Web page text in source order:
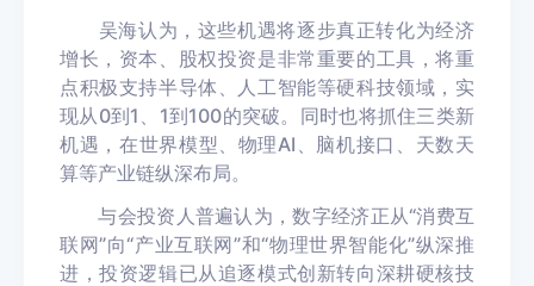
吴海认为，这些机遇将逐步真正转化为经济
增长，资本、股权投资是非常重要的工具，将重
点积极支持半导体、人工智能等硬科技领域，实
现从0到1、1到100的突破。同时也将抓住三类新
机遇，在世界模型、物理AI、脑机接口、天数天
算等产业链纵深布局。
与会投资人普遍认为，数字经济正从“消费互
联网”向“产业互联网”和“物理世界智能化”纵深推
进，投资逻辑已从追逐模式创新转向深耕硬核技